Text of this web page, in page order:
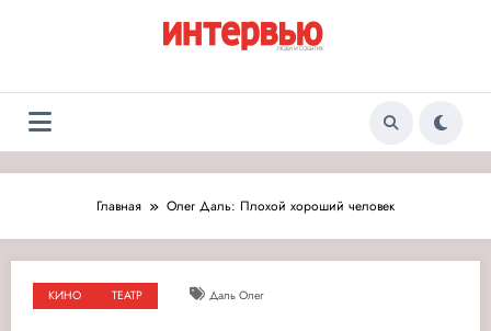
Журнал «Интервью:
Люди и события»
Люди и события
Главная Олег Даль: Плохой хороший человек
КИНО ТЕАТР Даль Олег